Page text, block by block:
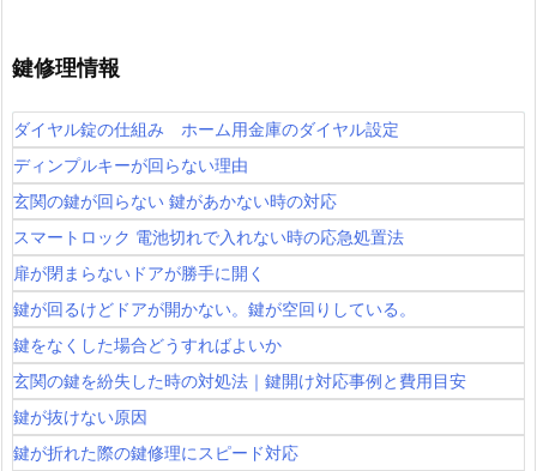
鍵修理情報
ダイヤル錠の仕組み ホーム用金庫のダイヤル設定
ディンプルキーが回らない理由
玄関の鍵が回らない 鍵があかない時の対応
スマートロック 電池切れで入れない時の応急処置法
扉が閉まらないドアが勝手に開く
鍵が回るけどドアが開かない。鍵が空回りしている。
鍵をなくした場合どうすればよいか
玄関の鍵を紛失した時の対処法｜鍵開け対応事例と費用目安
鍵が抜けない原因
鍵が折れた際の鍵修理にスピード対応